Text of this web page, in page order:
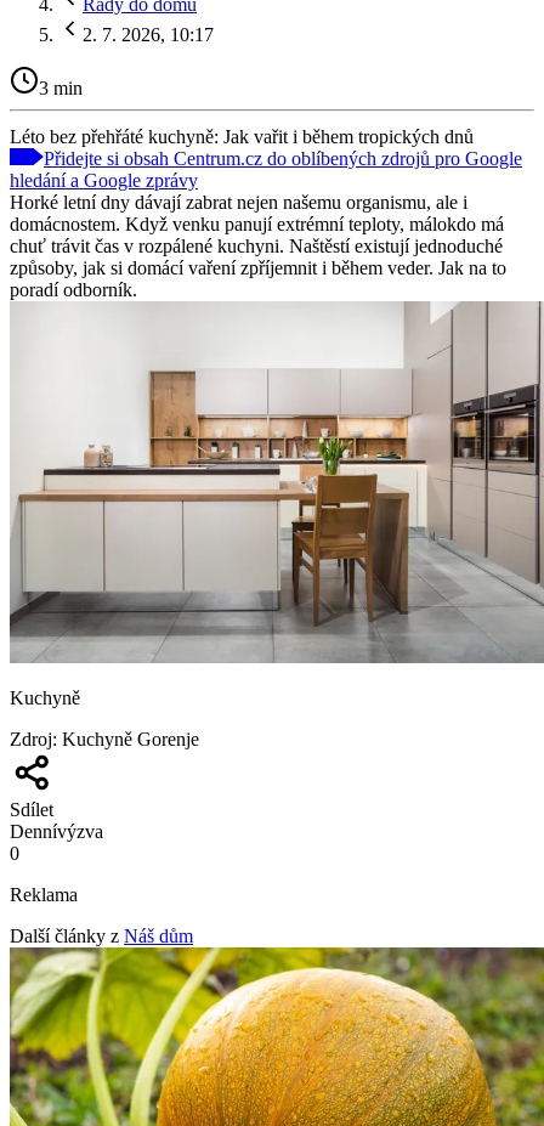
Rady do domu
2. 7. 2026, 10:17
3 min
Léto bez přehřáté kuchyně: Jak vařit i během tropických dnů
Přidejte si obsah Centrum.cz do oblíbených zdrojů pro Google
hledání a Google zprávy
Horké letní dny dávají zabrat nejen našemu organismu, ale i
domácnostem. Když venku panují extrémní teploty, málokdo má
chuť trávit čas v rozpálené kuchyni. Naštěstí existují jednoduché
způsoby, jak si domácí vaření zpříjemnit i během veder. Jak na to
poradí odborník.
Kuchyně
Zdroj: Kuchyně Gorenje
Sdílet
Dennívýzva
0
Reklama
Další články z Náš dům